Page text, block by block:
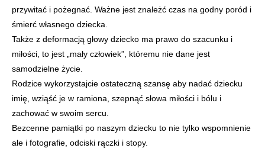
przywitać i pożegnać. Ważne jest znależć czas na godny poród i
śmierć własnego dziecka.
Także z deformacją głowy dziecko ma prawo do szacunku i
miłości, to jest „mały człowiek”, któremu nie dane jest
samodzielne życie.
Rodzice wykorzystajcie ostateczną szansę aby nadać dziecku
imię, wziąść je w ramiona, szepnąć słowa miłości i bólu i
zachować w swoim sercu.
Bezcenne pamiątki po naszym dziecku to nie tylko wspomnienie
ale i fotografie, odciski rączki i stopy.